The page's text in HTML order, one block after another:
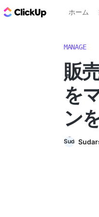
ClickUp ブロ
ホーム
MANAGE
販
を
ン